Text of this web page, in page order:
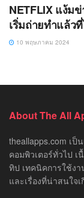
NETFLIX แง้ม
เริ่มถ่ายทำแล้ว
10 พฤษภาคม 2024
About The All
theallapps.com เ
คอมพิวเตอร์ทั่วไป
ทิป เทคนิคการใช้ง
และเรื่องที่น่าสนใจ